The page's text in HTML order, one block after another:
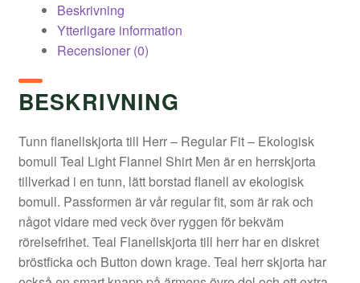
Beskrivning
Ytterligare information
Recensioner (0)
BESKRIVNING
Tunn flanellskjorta till Herr – Regular Fit – Ekologisk
bomull Teal Light Flannel Shirt Men är en herrskjorta
tillverkad i en tunn, lätt borstad flanell av ekologisk
bomull. Passformen är vår regular fit, som är rak och
något vidare med veck över ryggen för bekväm
rörelsefrihet. Teal Flanellskjorta till herr har en diskret
bröstficka och Button down krage. Teal herr skjorta har